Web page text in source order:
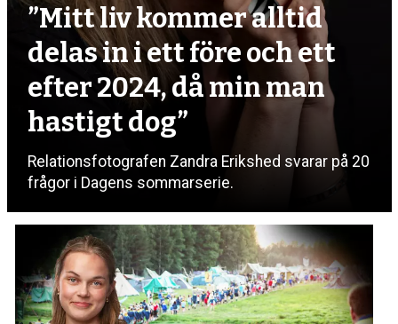
”Mitt liv kommer alltid
delas in i ett före och ett
efter 2024, då min man
hastigt dog”
Relationsfotografen Zandra Erikshed svarar på 20
frågor i Dagens sommarserie.